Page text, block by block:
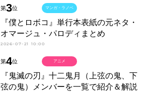
第3位
『僕とロボコ』単行本表紙の元ネタ・
オマージュ・パロディまとめ
2026-07-21 10:00
マンガ・ラノベ
第4位
『鬼滅の刃』十二鬼月（上弦の鬼、下
弦の鬼）メンバーを一覧で紹介＆解説
アニメ